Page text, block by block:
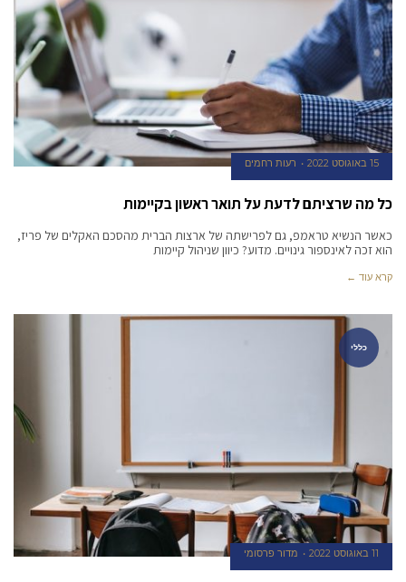
15 באוגוסט 2022 רעות רחמים
כל מה שרציתם לדעת על תואר ראשון בקיימות
כאשר הנשיא טראמפ, גם לפרישתה של ארצות הברית מהסכם האקלים של פריז,
הוא זכה לאינספור גינויים. מדוע? כיוון שניהול קיימות
קרא עוד ←
כללי
11 באוגוסט 2022 מדור פרסומי